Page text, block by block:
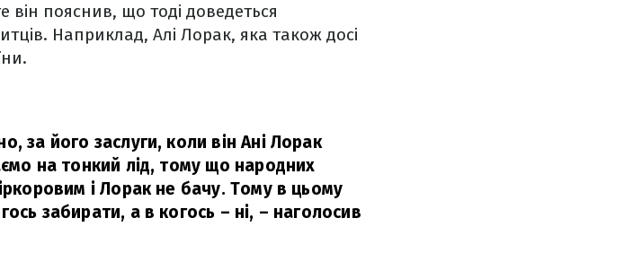
пояснив, що тоді доведеться
Наприклад, Алі Лорак, яка також досі
за його заслуги, коли він Ані Лорак
на тонкий лід, тому що народних
і Лорак не бачу. Тому в цьому
забирати, а в когось – ні, – наголосив